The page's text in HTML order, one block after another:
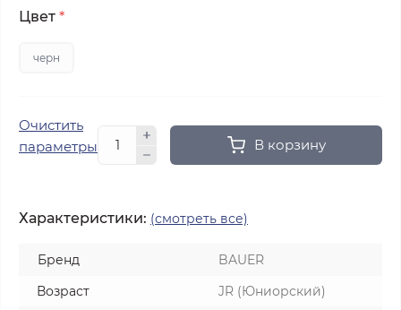
Цвет *
черн
Очистить
параметры
В корзину
Характеристики: (смотреть все)
Бренд
BAUER
Возраст
JR (Юниорский)